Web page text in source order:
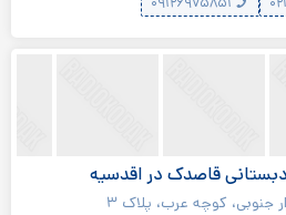
قاصدک در اقدسیه
جنوبی، کوچه عرب، پلاک ۳